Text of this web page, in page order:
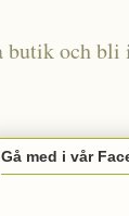
butik och bli
Gå med i vår